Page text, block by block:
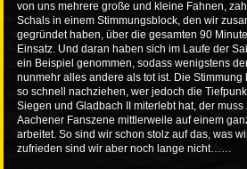
von uns mehrere große und kleine Fahnen,
Schals in einem Stimmungsblock, den wir
gegründet haben, über die gesamten 90
Einsatz. Und daran haben sich im Laufe der
ein Beispiel genommen, sodass wenigstens
nunmehr alles andere als tot ist. Die
so schnell nachziehen, wer jedoch die
Siegen und Gladbach II miterlebt hat, der
Aachener Fanszene mittlerweile auf einem
arbeitet. So sind wir schon stolz auf das, was
zufrieden sind wir aber noch lange nicht……